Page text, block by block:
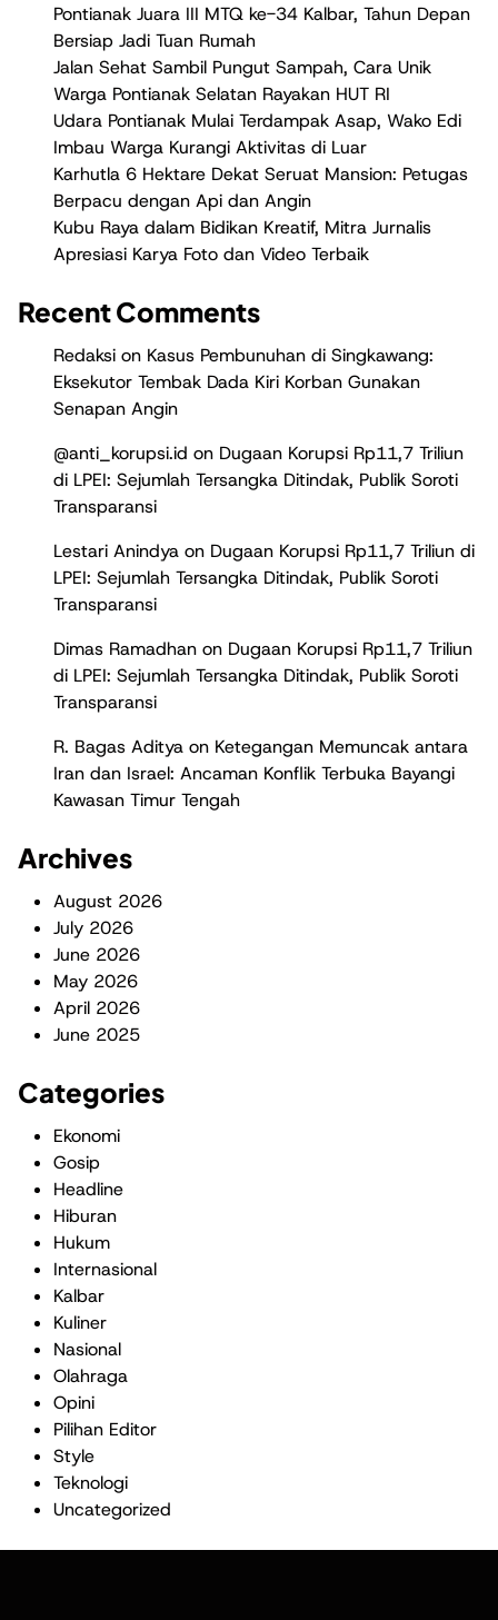
Pontianak Juara III MTQ ke-34 Kalbar, Tahun Depan
Bersiap Jadi Tuan Rumah
Jalan Sehat Sambil Pungut Sampah, Cara Unik
Warga Pontianak Selatan Rayakan HUT RI
Udara Pontianak Mulai Terdampak Asap, Wako Edi
Imbau Warga Kurangi Aktivitas di Luar
Karhutla 6 Hektare Dekat Seruat Mansion: Petugas
Berpacu dengan Api dan Angin
Kubu Raya dalam Bidikan Kreatif, Mitra Jurnalis
Apresiasi Karya Foto dan Video Terbaik
Recent Comments
Redaksi on Kasus Pembunuhan di Singkawang:
Eksekutor Tembak Dada Kiri Korban Gunakan
Senapan Angin
@anti_korupsi.id on Dugaan Korupsi Rp11,7 Triliun
di LPEI: Sejumlah Tersangka Ditindak, Publik Soroti
Transparansi
Lestari Anindya on Dugaan Korupsi Rp11,7 Triliun di
LPEI: Sejumlah Tersangka Ditindak, Publik Soroti
Transparansi
Dimas Ramadhan on Dugaan Korupsi Rp11,7 Triliun
di LPEI: Sejumlah Tersangka Ditindak, Publik Soroti
Transparansi
R. Bagas Aditya on Ketegangan Memuncak antara
Iran dan Israel: Ancaman Konflik Terbuka Bayangi
Kawasan Timur Tengah
Archives
August 2026
July 2026
June 2026
May 2026
April 2026
June 2025
Categories
Ekonomi
Gosip
Headline
Hiburan
Hukum
Internasional
Kalbar
Kuliner
Nasional
Olahraga
Opini
Pilihan Editor
Style
Teknologi
Uncategorized